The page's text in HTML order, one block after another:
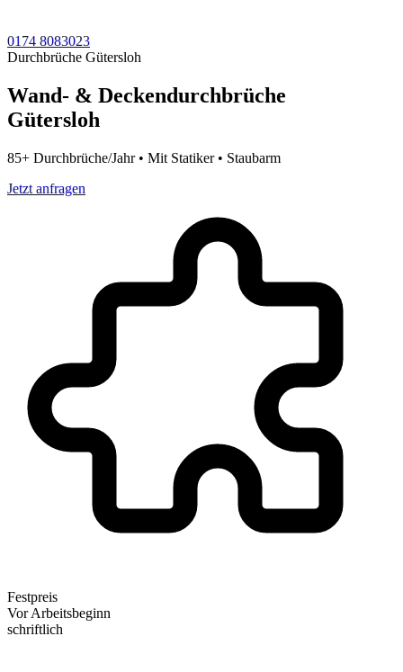
0174 8083023
Durchbrüche Gütersloh
Wand- & Deckendurchbrüche
Gütersloh
85+ Durchbrüche/Jahr • Mit Statiker • Staubarm
Jetzt anfragen
Festpreis
Vor Arbeitsbeginn
schriftlich